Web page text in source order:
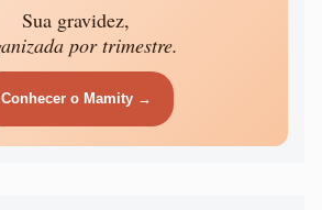
Sua gravidez,
por trimestre.
Conhecer o Mamity →